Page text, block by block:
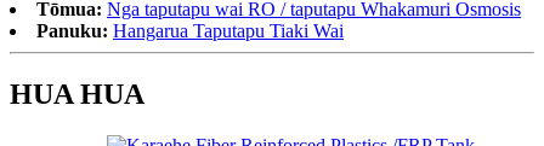
Tōmua: Nga taputapu wai RO / taputapu Whakamuri Osmosis
Panuku: Hangarua Taputapu Tiaki Wai
HUA HUA